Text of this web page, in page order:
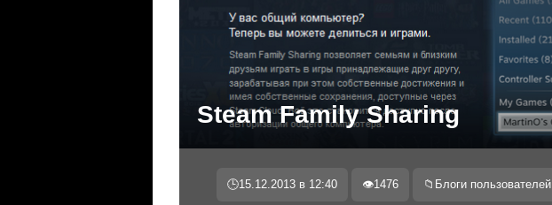
Steam Family Sharing
🕒15.12.2013 в 12:40 👁1476 📁 Блоги пользователей